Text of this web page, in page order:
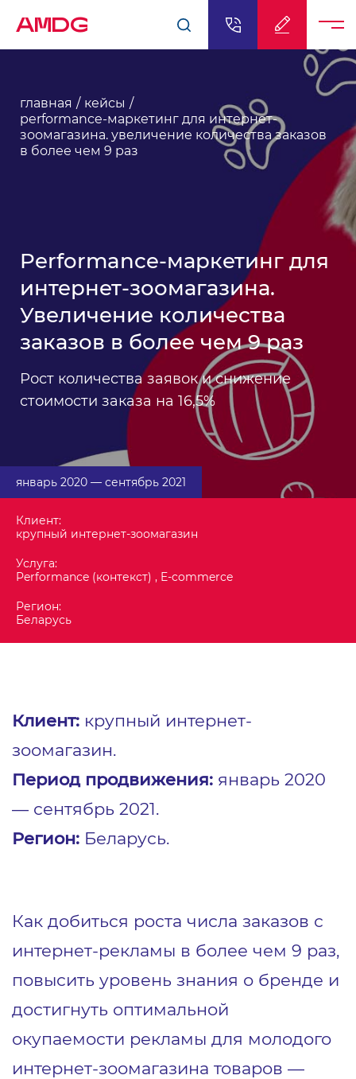
AMDG
главная
кейсы
performance-маркетинг для интернет-
зоомагазина. увеличение количества заказов
в более чем 9 раз
Performance-маркетинг для
интернет-зоомагазина.
Увеличение количества
заказов в более чем 9 раз
Рост количества заявок и снижение
стоимости заказа на 16,5%
Клиент:
крупный интернет-зоомагазин
Услуга:
Performance (контекст) , E-commerce
Регион:
Беларусь
январь 2020 ― сентябрь 2021
Клиент: крупный интернет-
зоомагазин.
Период продвижения: январь 2020
― сентябрь 2021.
Регион: Беларусь.
Как добиться роста числа заказов с
интернет-рекламы в более чем 9 раз,
повысить уровень знания о бренде и
достигнуть оптимальной
окупаемости рекламы для молодого
интернет-зоомагазина товаров ―